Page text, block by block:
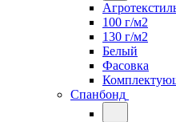
100 г/м2
130 г/м2
Белый
Фасовка
Спанбонд